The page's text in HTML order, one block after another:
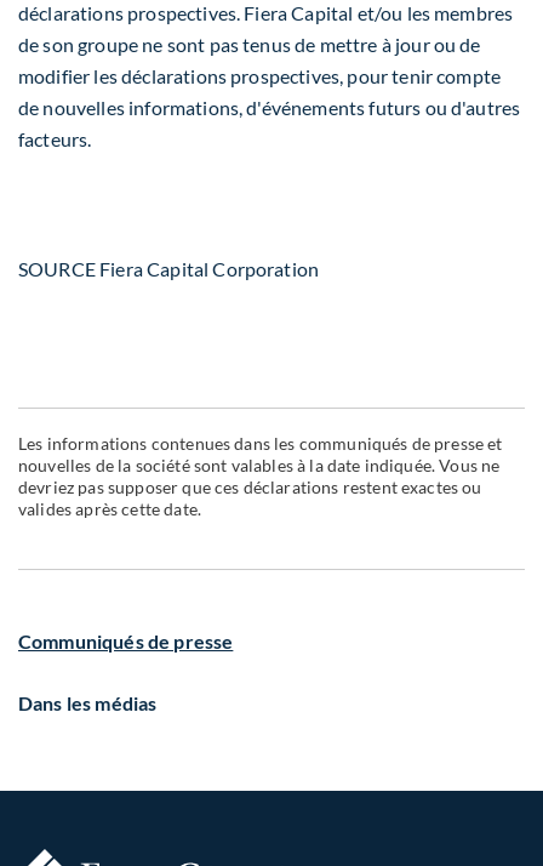
Communiqués de presse
Dans les médias
déclarations prospectives. Fiera Capital et/ou les membres
de son groupe ne sont pas tenus de mettre à jour ou de
modifier les déclarations prospectives, pour tenir compte
de nouvelles informations, d'événements futurs ou d'autres
facteurs.
SOURCE Fiera Capital Corporation
Les informations contenues dans les communiqués de presse et
nouvelles de la société sont valables à la date indiquée. Vous ne
devriez pas supposer que ces déclarations restent exactes ou
valides après cette date.